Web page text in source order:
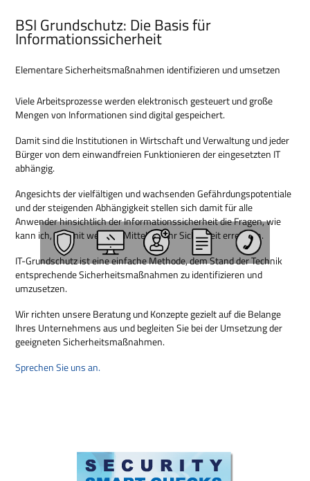
BSI Grundschutz: Die Basis für
Informationssicherheit
Elementare Sicherheitsmaßnahmen identifizieren und umsetzen
Viele Arbeitsprozesse werden elektronisch gesteuert und große
Mengen von Informationen sind digital gespeichert.
Damit sind die Institutionen in Wirtschaft und Verwaltung und jeder
Bürger von dem einwandfreien Funktionieren der eingesetzten IT
abhängig.
Angesichts der vielfältigen und wachsenden Gefährdungspotentiale
und der steigenden Abhängigkeit stellen sich damit für alle
Anwender hinsichtlich der Informationssicherheit die Fragen, wie
kann ich, wo, mit welchen Mitteln mehr Sicherheit erreichen.
IT-Grundschutz ist eine einfache Methode, dem Stand der Technik
entsprechende Sicherheitsmaßnahmen zu identifizieren und
umzusetzen.
Wir richten unsere Beratung und Konzepte gezielt auf die Belange
Ihres Unternehmens aus und begleiten Sie bei der Umsetzung der
geeigneten Sicherheitsmaßnahmen.
Sprechen Sie uns an.